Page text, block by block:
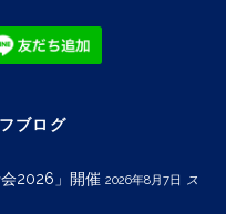
ブログ
2026」開催 2026年8月7日 ス